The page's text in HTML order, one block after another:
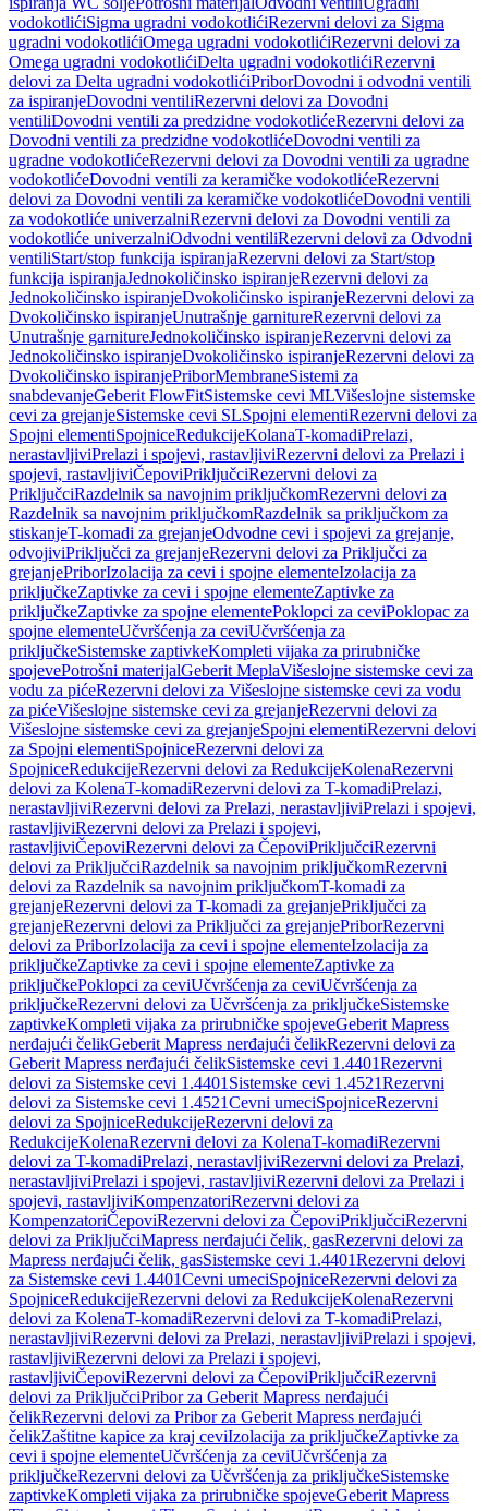
vodokotlićiSigma ugradni vodokotlićiRezervni delovi za Sigma
ugradni vodokotlićiOmega ugradni vodokotlićiRezervni delovi za
Omega ugradni vodokotlićiDelta ugradni vodokotlićiRezervni
delovi za Delta ugradni vodokotlićiPriborDovodni i odvodni ventili
za ispiranjeDovodni ventiliRezervni delovi za Dovodni
ventiliDovodni ventili za predzidne vodokotlićeRezervni delovi za
Dovodni ventili za predzidne vodokotlićeDovodni ventili za
ugradne vodokotlićeRezervni delovi za Dovodni ventili za ugradne
vodokotlićeDovodni ventili za keramičke vodokotlićeRezervni
delovi za Dovodni ventili za keramičke vodokotlićeDovodni ventili
za vodokotliće univerzalniRezervni delovi za Dovodni ventili za
vodokotliće univerzalniOdvodni ventiliRezervni delovi za Odvodni
ventiliStart/stop funkcija ispiranjaRezervni delovi za Start/stop
funkcija ispiranjaJednokoličinsko ispiranjeRezervni delovi za
Jednokoličinsko ispiranjeDvokoličinsko ispiranjeRezervni delovi za
Dvokoličinsko ispiranjeUnutrašnje garnitureRezervni delovi za
Unutrašnje garnitureJednokoličinsko ispiranjeRezervni delovi za
Jednokoličinsko ispiranjeDvokoličinsko ispiranjeRezervni delovi za
Dvokoličinsko ispiranjePriborMembraneSistemi za
snabdevanjeGeberit FlowFitSistemske cevi MLVišeslojne sistemske
cevi za grejanjeSistemske cevi SLSpojni elementiRezervni delovi za
Spojni elementiSpojniceRedukcijeKolanaT-komadiPrelazi,
nerastavljiviPrelazi i spojevi, rastavljiviRezervni delovi za Prelazi i
spojevi, rastavljiviČepoviPriključciRezervni delovi za
PriključciRazdelnik sa navojnim priključkomRezervni delovi za
Razdelnik sa navojnim priključkomRazdelnik sa priključkom za
stiskanjeT-komadi za grejanjeOdvodne cevi i spojevi za grejanje,
odvojiviPriključci za grejanjeRezervni delovi za Priključci za
grejanjePriborIzolacija za cevi i spojne elementeIzolacija za
priključkeZaptivke za cevi i spojne elementeZaptivke za
priključkeZaptivke za spojne elementePoklopci za ceviPoklopac za
spojne elementeUčvršćenja za ceviUčvršćenja za
priključkeSistemske zaptivkeKompleti vijaka za prirubničke
spojevePotrošni materijalGeberit MeplaVišeslojne sistemske cevi za
vodu za pićeRezervni delovi za Višeslojne sistemske cevi za vodu
za pićeVišeslojne sistemske cevi za grejanjeRezervni delovi za
Višeslojne sistemske cevi za grejanjeSpojni elementiRezervni delovi
za Spojni elementiSpojniceRezervni delovi za
SpojniceRedukcijeRezervni delovi za RedukcijeKolenaRezervni
delovi za KolenaT-komadiRezervni delovi za T-komadiPrelazi,
nerastavljiviRezervni delovi za Prelazi, nerastavljiviPrelazi i spojevi,
rastavljiviRezervni delovi za Prelazi i spojevi,
rastavljiviČepoviRezervni delovi za ČepoviPriključciRezervni
delovi za PriključciRazdelnik sa navojnim priključkomRezervni
delovi za Razdelnik sa navojnim priključkomT-komadi za
grejanjeRezervni delovi za T-komadi za grejanjePriključci za
grejanjeRezervni delovi za Priključci za grejanjePriborRezervni
delovi za PriborIzolacija za cevi i spojne elementeIzolacija za
priključkeZaptivke za cevi i spojne elementeZaptivke za
priključkePoklopci za ceviUčvršćenja za ceviUčvršćenja za
priključkeRezervni delovi za Učvršćenja za priključkeSistemske
zaptivkeKompleti vijaka za prirubničke spojeveGeberit Mapress
nerđajući čelikGeberit Mapress nerđajući čelikRezervni delovi za
Geberit Mapress nerđajući čelikSistemske cevi 1.4401Rezervni
delovi za Sistemske cevi 1.4401 Sistemske cevi 1.4521Rezervni
delovi za Sistemske cevi 1.4521Cevni umeciSpojniceRezervni
delovi za SpojniceRedukcijeRezervni delovi za
RedukcijeKolenaRezervni delovi za KolenaT-komadiRezervni
delovi za T-komadiPrelazi, nerastavljiviRezervni delovi za Prelazi,
nerastavljiviPrelazi i spojevi, rastavljiviRezervni delovi za Prelazi i
spojevi, rastavljiviKompenzatoriRezervni delovi za
KompenzatoriČepoviRezervni delovi za ČepoviPriključciRezervni
delovi za PriključciMapress nerđajući čelik, gasRezervni delovi za
Mapress nerđajući čelik, gasSistemske cevi 1.4401Rezervni delovi
za Sistemske cevi 1.4401Cevni umeciSpojniceRezervni delovi za
SpojniceRedukcijeRezervni delovi za RedukcijeKolenaRezervni
delovi za KolenaT-komadiRezervni delovi za T-komadiPrelazi,
nerastavljiviRezervni delovi za Prelazi, nerastavljiviPrelazi i spojevi,
rastavljiviRezervni delovi za Prelazi i spojevi,
rastavljiviČepoviRezervni delovi za ČepoviPriključciRezervni
delovi za PriključciPribor za Geberit Mapress nerđajući
čelikRezervni delovi za Pribor za Geberit Mapress nerđajući
čelikZaštitne kapice za kraj ceviIzolacija za priključkeZaptivke za
cevi i spojne elementeUčvršćenja za ceviUčvršćenja za
priključkeRezervni delovi za Učvršćenja za priključkeSistemske
zaptivkeKompleti vijaka za prirubničke spojeveGeberit Mapress